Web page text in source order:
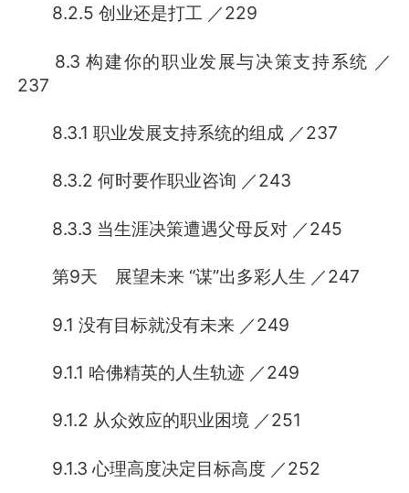
8.2.5 创业还是打工 ／229
8.3 构建你的职业发展与决策支持系统 ／
237
8.3.1 职业发展支持系统的组成 ／237
8.3.2 何时要作职业咨询 ／243
8.3.3 当生涯决策遭遇父母反对 ／245
第9天 展望未来 “谋”出多彩人生 ／247
9.1 没有目标就没有未来 ／249
9.1.1 哈佛精英的人生轨迹 ／249
9.1.2 从众效应的职业困境 ／251
9.1.3 心理高度决定目标高度 ／252